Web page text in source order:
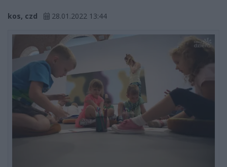
kos, czd 28.01.2022 13:44